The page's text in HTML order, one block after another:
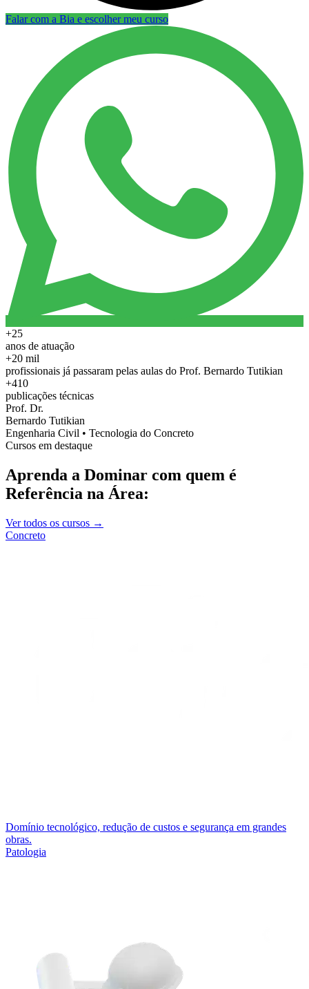
Falar com a Bia e escolher meu curso
+25
anos de atuação
+20 mil
profissionais já passaram pelas aulas do Prof. Bernardo Tutikian
+410
publicações técnicas
Prof. Dr.
Bernardo Tutikian
Engenharia Civil • Tecnologia do Concreto
Cursos em destaque
Aprenda a Dominar com quem é
Referência na Área:
Ver todos os cursos →
Concreto
Domínio tecnológico, redução de custos e segurança em grandes
obras.
Patologia